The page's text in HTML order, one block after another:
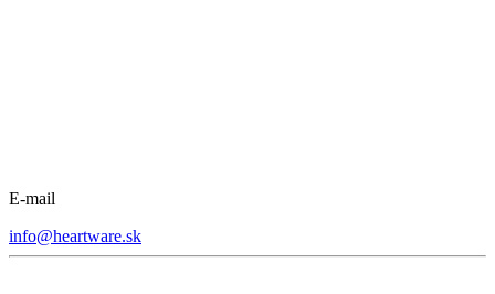
E-mail
info@heartware.sk